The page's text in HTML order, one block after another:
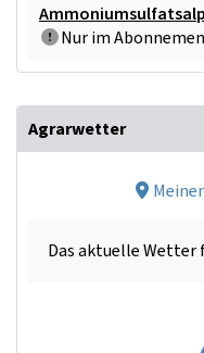
Nur im
Agrarwetter
Das aktuelle Wetter